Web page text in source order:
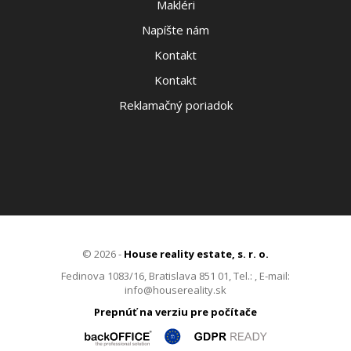
Makléri
Napíšte nám
Kontakt
Kontakt
Reklamačný poriadok
© 2026 - House reality estate, s. r. o.
Fedinova 1083/16, Bratislava 851 01, Tel.: , E-mail:
info@housereality.sk
Prepnúť na verziu pre počítače